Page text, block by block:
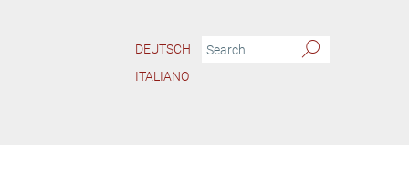
DEUTSCH
ITALIANO